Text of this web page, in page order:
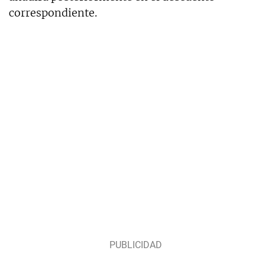
correspondiente.